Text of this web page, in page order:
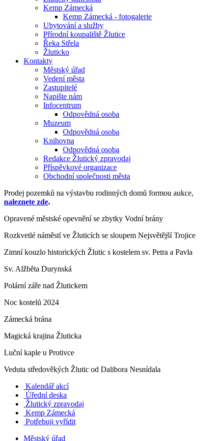
Kemp Zámecká
Kemp Zámecká - fotogalerie
Ubytování a služby
Přírodní koupaliště Žlutice
Řeka Střela
Žluticko
Kontakty
Městský úřad
Vedení města
Zastupitelé
Napište nám
Infocentrum
Odpovědná osoba
Muzeum
Odpovědná osoba
Knihovna
Odpovědná osoba
Redakce Žlutický zpravodaj
Příspěvkové organizace
Obchodní společnosti města
Prodej pozemků na výstavbu rodinných domů formou aukce,
naleznete zde.
Opravené městské opevnění se zbytky Vodní brány
Rozkvetlé náměstí ve Žluticích se sloupem Nejsvětější Trojice
Zimní kouzlo historických Žlutic s kostelem sv. Petra a Pavla
Sv. Alžběta Durynská
Polární záře nad Žlutickem
Noc kostelů 2024
Zámecká brána
Magická krajina Žluticka
Luční kaple u Protivce
Veduta středověkých Žlutic od Dalibora Nesnídala
Kalendář akcí
Úřední deska
Žlutický zpravodaj
Kemp Zámecká
Potřebuji vyřídit
Městský úřad